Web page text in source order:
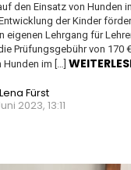
den Einsatz von Hunden
der Kinder
eigenen Lehrgang für
Prüfungsgebühr von 170
Hunden im […]
Lena Fürst
2023, 13:11